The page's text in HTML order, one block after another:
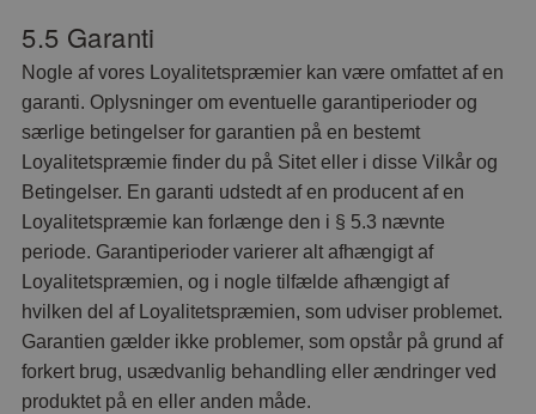
5.5 Garanti
Nogle af vores Loyalitetspræmier kan være omfattet af en
garanti. Oplysninger om eventuelle garantiperioder og
særlige betingelser for garantien på en bestemt
Loyalitetspræmie finder du på Sitet eller i disse Vilkår og
Betingelser. En garanti udstedt af en producent af en
Loyalitetspræmie kan forlænge den i § 5.3 nævnte
periode. Garantiperioder varierer alt afhængigt af
Loyalitetspræmien, og i nogle tilfælde afhængigt af
hvilken del af Loyalitetspræmien, som udviser problemet.
Garantien gælder ikke problemer, som opstår på grund af
forkert brug, usædvanlig behandling eller ændringer ved
produktet på en eller anden måde.